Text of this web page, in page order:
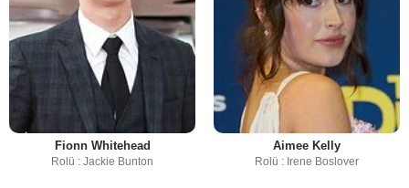
Fionn Whitehead
Rolü : Jackie Bunton
Aimee Kelly
Rolü : Irene Boslover